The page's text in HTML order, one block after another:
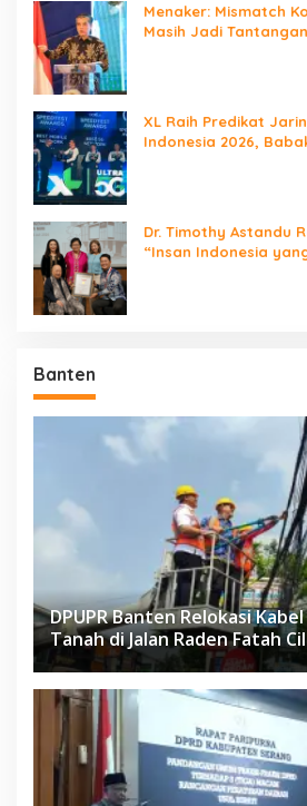
Menaker: Mismatch
Masih Jadi
XL Raih Predikat
Indonesia 2026,
Dr. Timothy Astandu
“Insan Indonesia
Banten
DPUPR Banten Relokasi
Tanah di Jalan Raden Fatah